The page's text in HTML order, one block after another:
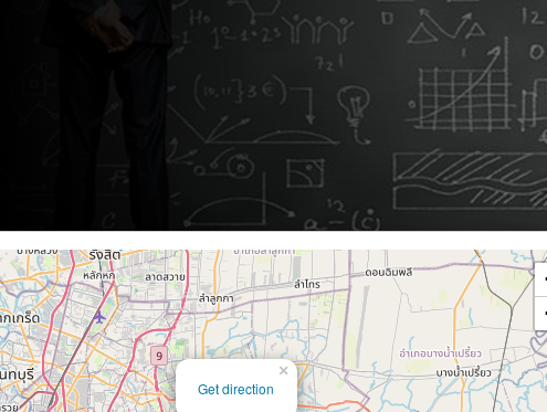
Get direction
×